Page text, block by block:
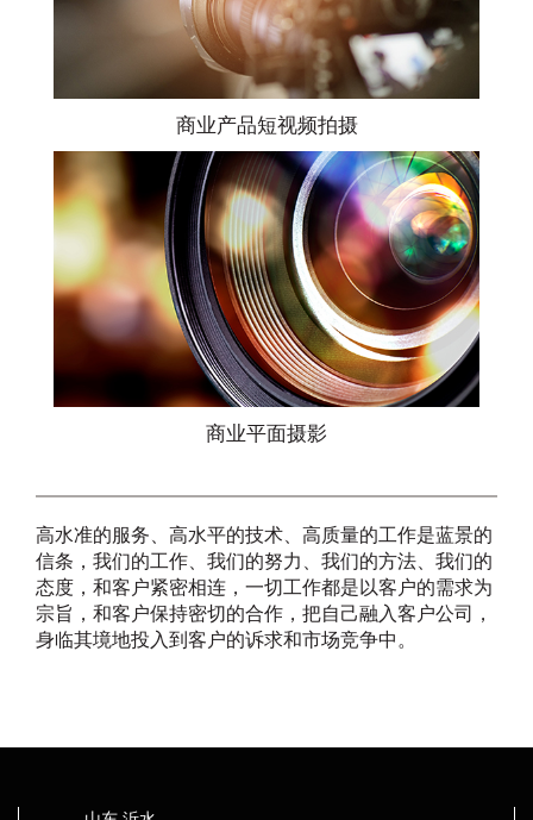
商业产品短视频拍摄
商业平面摄影
高水准的服务、高水平的技术、高质量的工作是蓝景的
信条，我们的工作、我们的努力、我们的方法、我们的
态度，和客户紧密相连，一切工作都是以客户的需求为
宗旨，和客户保持密切的合作，把自己融入客户公司，
身临其境地投入到客户的诉求和市场竞争中。